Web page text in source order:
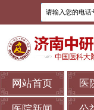
网站首页 医